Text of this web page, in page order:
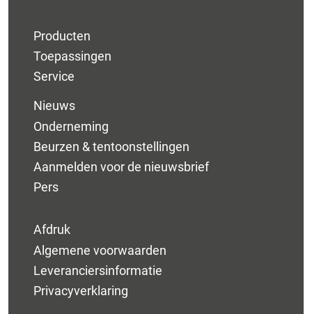
Producten
Toepassingen
Service
Nieuws
Onderneming
Beurzen & tentoonstellingen
Aanmelden voor de nieuwsbrief
Pers
Afdruk
Algemene voorwaarden
Leveranciersinformatie
Privacyverklaring